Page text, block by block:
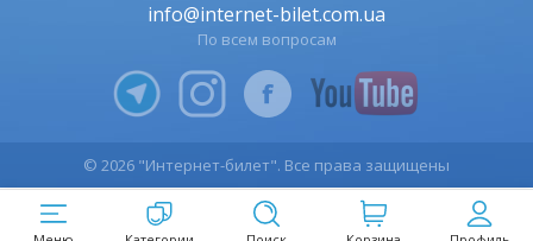
info@internet-bilet.com.ua
По всем вопросам
© 2026 "Интернет-билет". Все права защищены